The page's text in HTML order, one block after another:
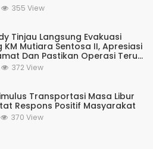
355 View
Tinjau Langsung Evakuasi
KM Mutiara Sentosa II, Apresiasi
Dan Pastikan Operasi Terus
372 View
Transportasi Masa Libur
Respons Positif Masyarakat
370 View